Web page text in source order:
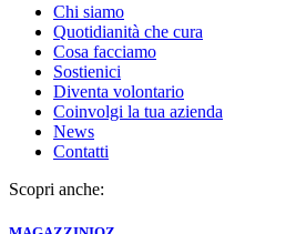
Chi siamo
Quotidianità che cura
Cosa facciamo
Sostienici
Diventa volontario
Coinvolgi la tua azienda
News
Contatti
Scopri anche: